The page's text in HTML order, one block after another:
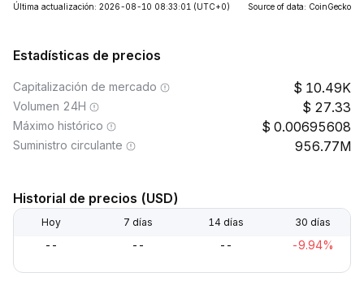
Última actualización: 2026-08-10 08:33:01 (UTC+0) Source of data: CoinGecko
Estadísticas de precios
Capitalización de mercado 10.49K
Volumen 24H 27.33
Máximo histórico 0.00695608
Suministro circulante 956.77M
Historial de precios (USD)
Hoy 7 días 14 días 30 días
-- -- -- -9.94%